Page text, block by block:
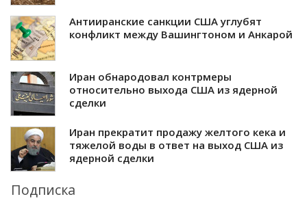
Антииранские санкции США углубят
конфликт между Вашингтоном и Анкарой
Иран обнародовал контрмеры
относительно выхода США из ядерной
сделки
Иран прекратит продажу желтого кека и
тяжелой воды в ответ на выход США из
ядерной сделки
Подписка